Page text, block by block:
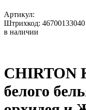
Артикул:
Штрихкод:
в наличии
CHIRTON
белого